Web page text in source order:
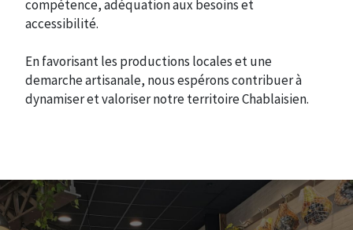
compétence, adéquation aux besoins et
accessibilité.
En favorisant les productions locales et une
demarche artisanale, nous espérons contribuer à
dynamiser et valoriser notre territoire Chablaisien.